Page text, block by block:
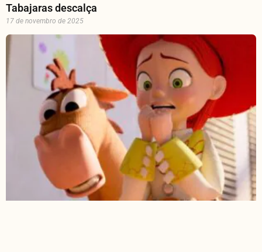
Tabajaras descalça
17 de novembro de 2025